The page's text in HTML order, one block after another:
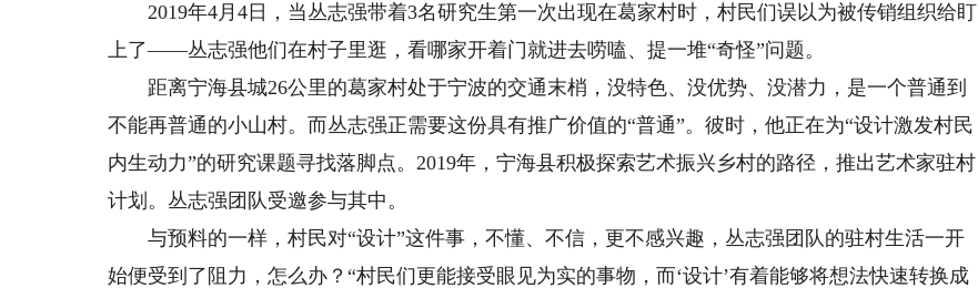
2019年4月4日，当丛志强带着3名研究生第一次出现在葛家村时，村民们误以为被传销组织给盯
上了——丛志强他们在村子里逛，看哪家开着门就进去唠嗑、提一堆“奇怪”问题。
距离宁海县城26公里的葛家村处于宁波的交通末梢，没特色、没优势、没潜力，是一个普通到
不能再普通的小山村。而丛志强正需要这份具有推广价值的“普通”。彼时，他正在为“设计激发村民
内生动力”的研究课题寻找落脚点。2019年，宁海县积极探索艺术振兴乡村的路径，推出艺术家驻村
计划。丛志强团队受邀参与其中。
与预料的一样，村民对“设计”这件事，不懂、不信，更不感兴趣，丛志强团队的驻村生活一开
始便受到了阻力，怎么办？“村民们更能接受眼见为实的事物，而‘设计’有着能够将想法快速转换成